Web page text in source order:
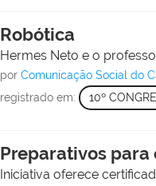
Robótica
Hermes Neto e o
porComunicação Social do
registrado em: 10º
Preparativos para
Iniciativa oferece